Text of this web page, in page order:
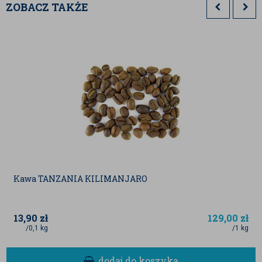
lekkostrawna: Jest łagodna dla układu
pokarmowego, dzięki czemu doskonale
smak sprawia, że możesz nadawać jej
dokładnie taki charakter, na jaki masz
ochotę – najlepiej komponuje się z
miodem, cukrem, owocami i
aromatycznymi przyprawami.
Lekka i pożywna:Dostarcza łatwo
przyswajalnych węglowodanów, będąc
doskonałym źródłem energii na co dzień.
pudding, który serwowany jest analogicznie do
ZOBACZ TAKŻE
Kawa TANZANIA KILIMANJARO
13,90 zł
/0,1 kg
129,00 zł
/1 kg